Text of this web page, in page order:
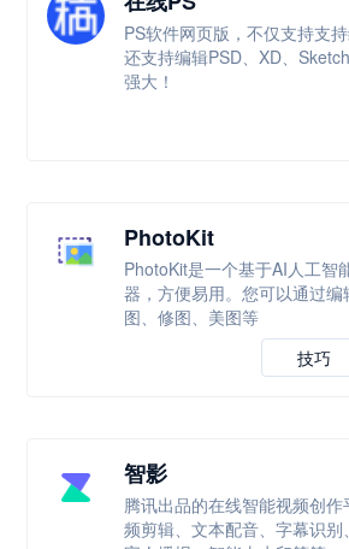
PS软件网页版，不仅支持支
还支持编辑PSD、XD、
强大！
PhotoKit
PhotoKit是一个基于AI人工智
器，方便易用。您可以通过
图、修图、美图等
技巧
智影
腾讯出品的在线智能视频创
频剪辑、文本配音、字幕识